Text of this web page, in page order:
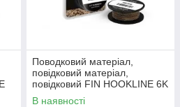
Поводковий матеріал,
повідковий матеріал,
повідковий FIN HOOKLINE 6K
20m / grass (трава) 25Lb
В наявності